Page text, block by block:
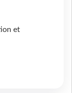
et